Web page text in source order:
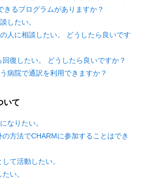
きるプログラムがありますか？
したい。
人に相談したい。 どうしたら良いです
復したい。 どうしたら良いですか？
病院で通訳を利用できますか？
いて
なりたい。
方法でCHARMに参加することはでき
て活動したい。
い。